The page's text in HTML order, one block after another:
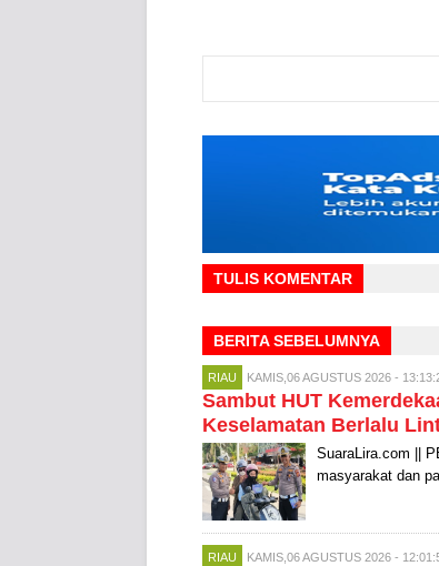
TULIS KOMENTAR
BERITA SEBELUMNYA
RIAU KAMIS,06 AGUSTUS 2026 -
Sambut HUT
Keselamatan Berlalu
SuaraLira.com ||
masyarakat dan
RIAU KAMIS,06 AGUSTUS 2026 -